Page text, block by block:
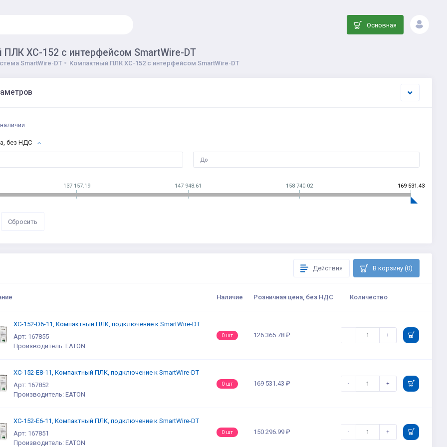
Основная
XC-152 с интерфейсом SmartWire-DT
SmartWire-DT Компактный ПЛК XC-152 с интерфейсом SmartWire-DT
Действия В корзину (0)
Наличие Розничная цена, без НДС Количество
XC-152-D6-11, Компактный ПЛК, подключение к SmartWire-DT
Арт: 167855
Производитель: EATON
0 шт 126 365.78 ₽ - +
XC-152-E8-11, Компактный ПЛК, подключение к SmartWire-DT
Арт: 167852
Производитель: EATON
0 шт 169 531.43 ₽ - +
XC-152-E6-11, Компактный ПЛК, подключение к SmartWire-DT
Арт: 167851
Производитель: EATON
0 шт 150 296.99 ₽ - +
без НДС
137 157.19 147 948.61 158 740.02 169 531.43